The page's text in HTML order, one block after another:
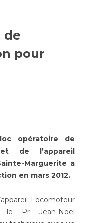
visite à un patient
ou de radiologie
de
pour
opératoire de
de l’appareil
Marguerite a
en mars 2012.
Locomoteur
le Pr Jean-Noël